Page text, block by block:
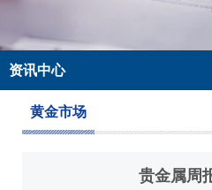
资讯中心
黄金市场
贵金属周